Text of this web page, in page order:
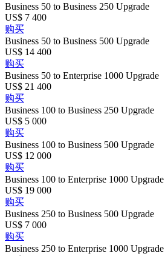
Business 50 to Business 250 Upgrade
US$ 7 400
购买
Business 50 to Business 500 Upgrade
US$ 14 400
购买
Business 50 to Enterprise 1000 Upgrade
US$ 21 400
购买
Business 100 to Business 250 Upgrade
US$ 5 000
购买
Business 100 to Business 500 Upgrade
US$ 12 000
购买
Business 100 to Enterprise 1000 Upgrade
US$ 19 000
购买
Business 250 to Business 500 Upgrade
US$ 7 000
购买
Business 250 to Enterprise 1000 Upgrade